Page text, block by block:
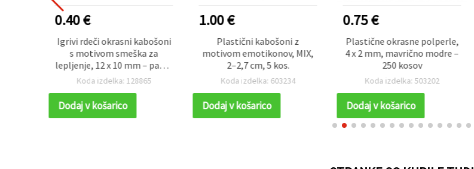
0.40 €
Igrivi rdeči okrasni kabošoni
s motivom smeška za
lepljenje, 12 x 10 mm – paket
20 kosov – idealni za zabaven
ustvarjalne DIY dekoracije
Koda izdelka: 128865
Dodaj v košarico
1.00 €
Plastični kabošoni z
motivom emotikonov, MIX,
2–2,7 cm, 5 kos.
Koda izdelka: 603234
Dodaj v košarico
0.75 €
Plastične okrasne polperle,
4 x 2 mm, mavrično modre –
250 kosov
Koda izdelka: 503202
Dodaj v košarico